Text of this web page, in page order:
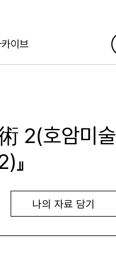
이브
2(호암미술
』
나의 자료 담기